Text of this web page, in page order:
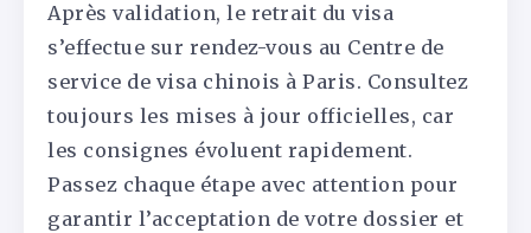
Après validation, le retrait du visa
s’effectue sur rendez-vous au Centre de
service de visa chinois à Paris. Consultez
toujours les mises à jour officielles, car
les consignes évoluent rapidement.
Passez chaque étape avec attention pour
garantir l’acceptation de votre dossier et